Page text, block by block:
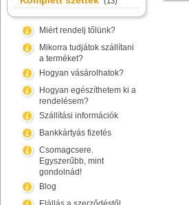
Miért rendelj tőlünk?
Mikorra tudjátok szállítani
a terméket?
Hogyan vásárolhatok?
Hogyan egészíthetem ki a
rendelésem?
Szállítási információk
Bankkártyás fizetés
Csomagcsere.
Egyszerűbb, mint
gondolnád!
Blog